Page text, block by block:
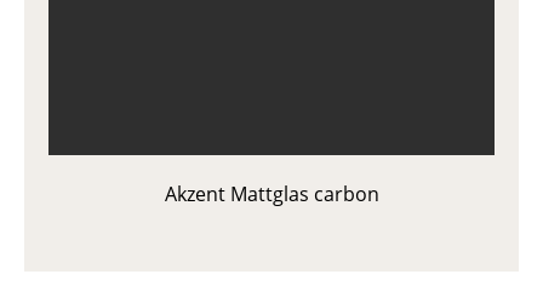
Akzent Mattglas carbon